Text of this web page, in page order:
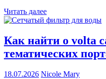
Читать далее
Как найти о volta
тематических
18.07.2026 Nicole Mary